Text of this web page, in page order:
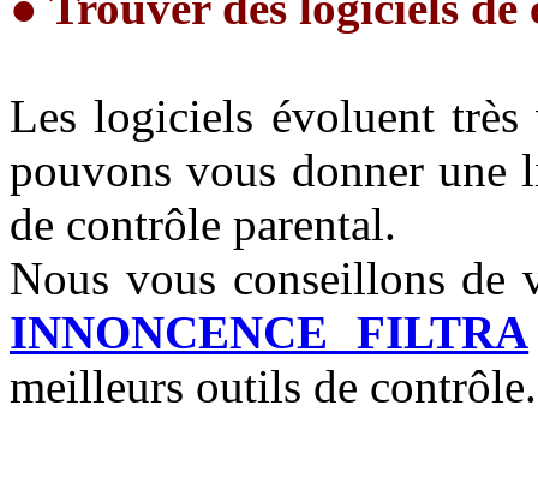
Les logiciels évoluent
pouvons vous donner une
de contrôle parental.
Nous vous conseillons de
INNONCENCE FILTRA
meilleurs outils de contrôle.